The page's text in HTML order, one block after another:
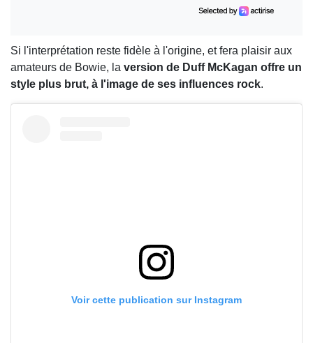
Si l'interprétation reste fidèle à l'origine, et fera plaisir aux
amateurs de Bowie, la version de Duff McKagan offre un
style plus brut, à l'image de ses influences rock.
Voir cette publication sur Instagram